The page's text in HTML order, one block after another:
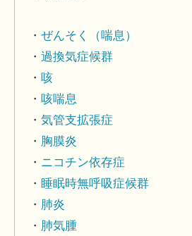
ぜんそく（喘息）
過換気症候群
咳
咳喘息
気管支拡張症
胸膜炎
ニコチン依存症
睡眠時無呼吸症候群
肺炎
肺気腫